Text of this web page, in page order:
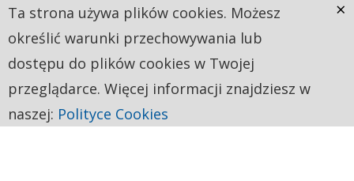
Ta strona używa plików cookies. Możesz
określić warunki przechowywania lub
dostępu do plików cookies w Twojej
przeglądarce. Więcej informacji znajdziesz w
naszej: Polityce Cookies
×